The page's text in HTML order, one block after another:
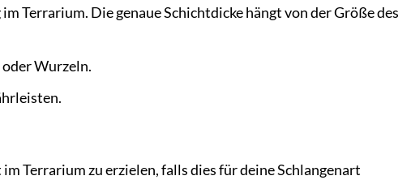
Terrarium. Die genaue Schichtdicke hängt von der Größe des
Wurzeln.
Terrarium zu erzielen, falls dies für deine Schlangenart